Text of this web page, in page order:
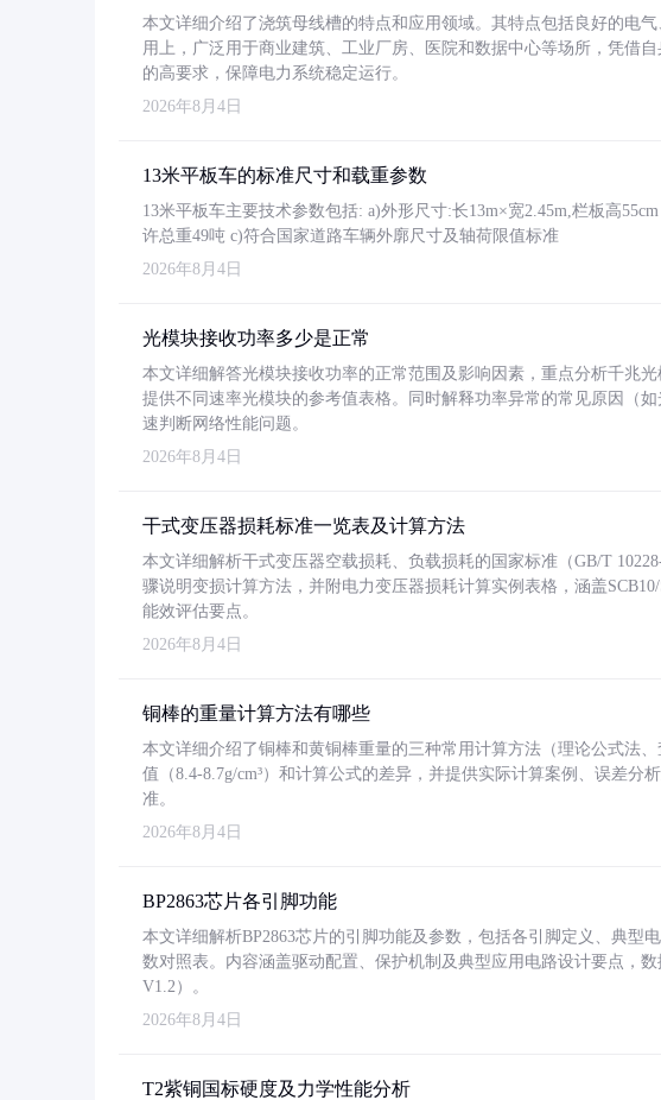
本文详细介绍了浇筑母线槽的特点和应用领域。其特点包括良好的电
用上，广泛用于商业建筑、工业厂房、医院和数据中心等场所，凭借
的高要求，保障电力系统稳定运行。
2026年8月4日
13米平板车的标准尺寸和载重参数
13米平板车主要技术参数包括: a)外形尺寸:长13m×宽2.45m,栏板高
许总重49吨 c)符合国家道路车辆外廓尺寸及轴荷限值标准
2026年8月4日
光模块接收功率多少是正常
本文详细解答光模块接收功率的正常范围及影响因素，重点分析千兆
提供不同速率光模块的参考值表格。同时解释功率异常的常见原因（
速判断网络性能问题。
2026年8月4日
干式变压器损耗标准一览表及计算方法
本文详细解析干式变压器空载损耗、负载损耗的国家标准（GB/T
骤说明变损计算方法，并附电力变压器损耗计算实例表格，涵盖
能效评估要点。
2026年8月4日
铜棒的重量计算方法有哪些
本文详细介绍了铜棒和黄铜棒重量的三种常用计算方法（理论公式法
值（8.4-8.7g/cm³）和计算公式的差异，并提供实际计算案例、误差分
准。
2026年8月4日
BP2863芯片各引脚功能
本文详细解析BP2863芯片的引脚功能及参数，包括各引脚定义、典型
数对照表。内容涵盖驱动配置、保护机制及典型应用电路设计要点，
V1.2）。
2026年8月4日
T2紫铜国标硬度及力学性能分析